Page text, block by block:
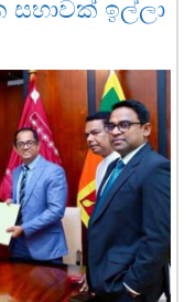
සභාවක් ඉල්ලා